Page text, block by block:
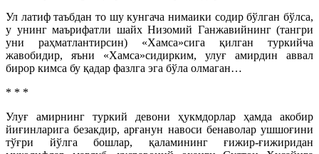
Ул латиф таъбдан то шу кунгача нимаики содир бўлган бўлса,
у унинг маърифатли шайх Низомий Ганжавийнинг (тангри
уни раҳматлантирсин) «Хамса»сига қилган туркийча
жавобидир, яъни «Хамса»сидирким, улуғ амирдин аввал
бирор кимса бу қадар фазлга эга бўла олмаган…
* * *
Улуғ амирнинг туркий девони ҳукмдорлар ҳамда акобир
йиғинларига безакдир, арғанун навоси бенаволар ушшоғини
тўғри йўлга бошлар, қаламининг ғижир-ғижиридан